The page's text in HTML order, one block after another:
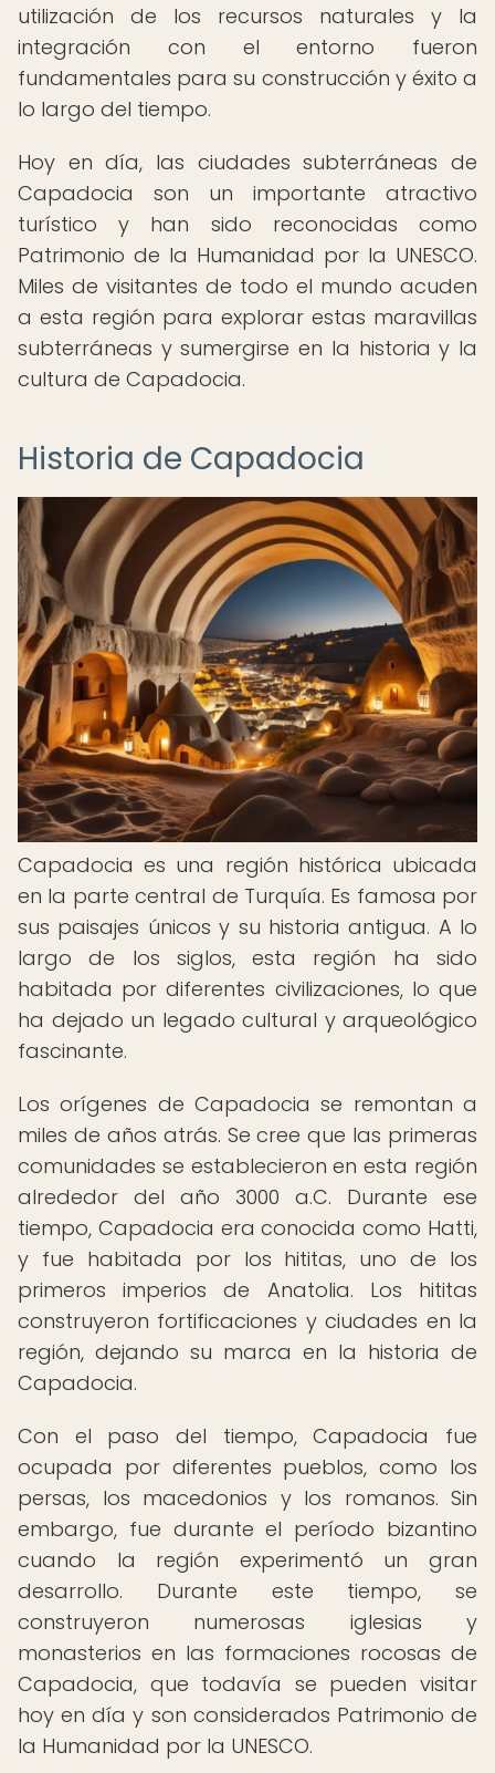
utilización de los recursos naturales y la
integración con el entorno fueron
fundamentales para su construcción y éxito a
lo largo del tiempo.
Hoy en día, las ciudades subterráneas de
Capadocia son un importante atractivo
turístico y han sido reconocidas como
Patrimonio de la Humanidad por la UNESCO.
Miles de visitantes de todo el mundo acuden
a esta región para explorar estas maravillas
subterráneas y sumergirse en la historia y la
cultura de Capadocia.
Historia de Capadocia
Capadocia es una región histórica ubicada
en la parte central de Turquía. Es famosa por
sus paisajes únicos y su historia antigua. A lo
largo de los siglos, esta región ha sido
habitada por diferentes civilizaciones, lo que
ha dejado un legado cultural y arqueológico
fascinante.
Los orígenes de Capadocia se remontan a
miles de años atrás. Se cree que las primeras
comunidades se establecieron en esta región
alrededor del año 3000 a.C. Durante ese
tiempo, Capadocia era conocida como Hatti,
y fue habitada por los hititas, uno de los
primeros imperios de Anatolia. Los hititas
construyeron fortificaciones y ciudades en la
región, dejando su marca en la historia de
Capadocia.
Con el paso del tiempo, Capadocia fue
ocupada por diferentes pueblos, como los
persas, los macedonios y los romanos. Sin
embargo, fue durante el período bizantino
cuando la región experimentó un gran
desarrollo. Durante este tiempo, se
construyeron numerosas iglesias y
monasterios en las formaciones rocosas de
Capadocia, que todavía se pueden visitar
hoy en día y son considerados Patrimonio de
la Humanidad por la UNESCO.